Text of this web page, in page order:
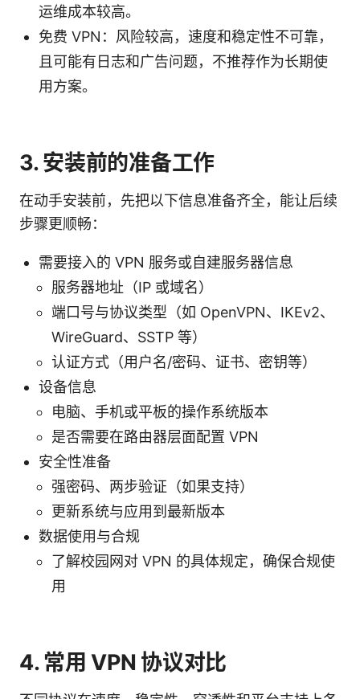
运维成本较高。
免费 VPN：风险较高，速度和稳定性不可靠，
且可能有日志和广告问题，不推荐作为长期使
用方案。
3. 安装前的准备工作
在动手安装前，先把以下信息准备齐全，能让后续
步骤更顺畅：
需要接入的 VPN 服务或自建服务器信息
服务器地址（IP 或域名）
端口号与协议类型（如 OpenVPN、IKEv2、
WireGuard、SSTP 等）
认证方式（用户名/密码、证书、密钥等）
设备信息
电脑、手机或平板的操作系统版本
是否需要在路由器层面配置 VPN
安全性准备
强密码、两步验证（如果支持）
更新系统与应用到最新版本
数据使用与合规
了解校园网对 VPN 的具体规定，确保合规使
用
4. 常用 VPN 协议对比